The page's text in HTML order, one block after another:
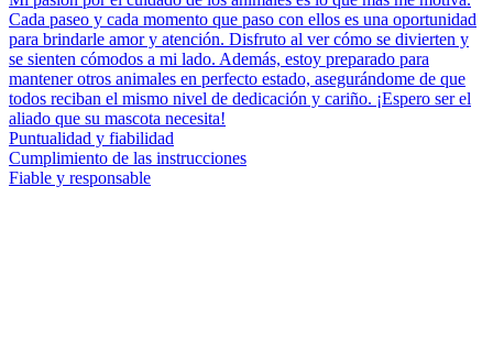
Cada paseo y cada momento que paso con ellos es una oportunidad
para brindarle amor y atención. Disfruto al ver cómo se divierten y
se sienten cómodos a mi lado. Además, estoy preparado para
mantener otros animales en perfecto estado, asegurándome de que
todos reciban el mismo nivel de dedicación y cariño. ¡Espero ser el
aliado que su mascota necesita!
Puntualidad y fiabilidad
Cumplimiento de las instrucciones
Fiable y responsable